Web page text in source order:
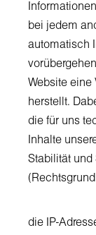
bei jedem
automatisch
Website eine
herstellt.
die für uns
Inhalte
Stabilität und
die IP-